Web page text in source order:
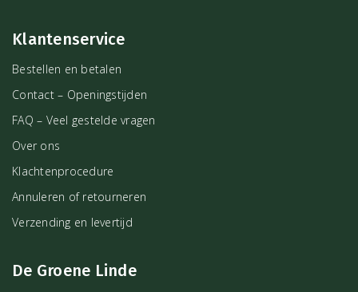
Leg de stenen een nacht in het volle maanlicht.
Klantenservice
Bestellen en betalen
Contact – Openingstijden
FAQ – Veel gestelde vragen
Over ons
Klachtenprocedure
Annuleren of retourneren
Verzending en levertijd
De Groene Linde